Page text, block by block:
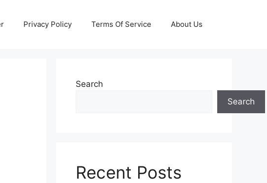
Privacy Policy Terms Of Service About Us
Search
Search
Recent Posts